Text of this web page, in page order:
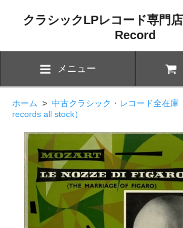
クラシックLPレコード専門
Record
メニュー
ホーム > 中古クラシック・レコード全在庫
records all stock）